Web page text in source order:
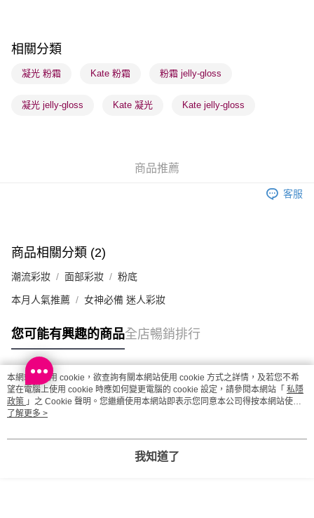
每筆HK$65.00，滿HK$300.00或以上免運費
(香港門市) 只顯示可選門市。確認發貨後2-5個工作天到店，3天內
取。逾期會取消訂單，並不會安排重寄
取。逾期會取消訂單，並不會安排重寄
相關分類
凝光 粉霜 Kate 粉霜 粉霜 jelly-gloss
凝光 jelly-gloss Kate 凝光 Kate jelly-gloss
商品推薦
客服
商品相關分類 (2)
潮流彩妝 面部彩妝 粉底
本月人氣推薦 女神必備 迷人彩妝
您可能有興趣的商品全店暢銷排行
熱門標籤
熱銷排行
本網站中使用 cookie，欲查詢有關本網站使用 cookie 方式之詳情，及若您不希
望在電腦上使用 cookie 時應如何變更電腦的 cookie 設定，請參閱本網站「 私隱
政策 」之 Cookie 聲明。您繼續使用本網站即表示您同意本公司得按本網站使用
條款之 Cookie 聲明使用 cookie。
了解更多 >
我知道了